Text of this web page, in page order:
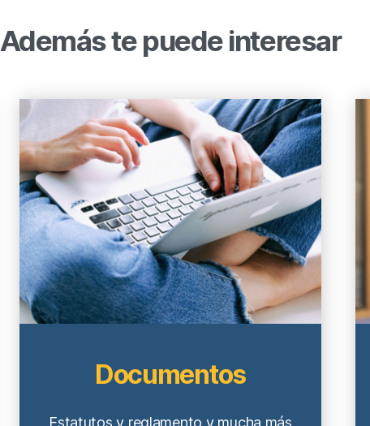
Además te puede interesar
Documentos
Estatutos y reglamento y mucha más